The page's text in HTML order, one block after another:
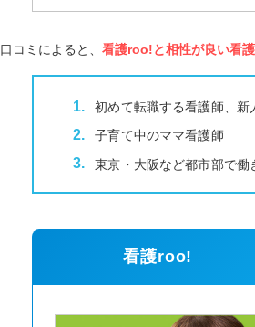
口コミによると、看護roo!と相性が良い看
初めて転職する看護師、新
子育て中のママ看護師
東京・大阪など都市部で働
看護roo!